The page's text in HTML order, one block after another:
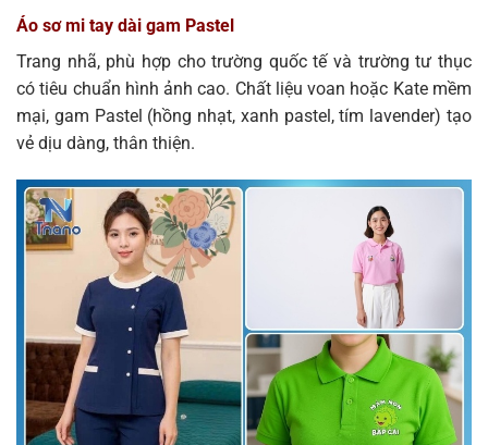
Áo sơ mi tay dài gam Pastel
Trang nhã, phù hợp cho trường quốc tế và trường tư thục
có tiêu chuẩn hình ảnh cao. Chất liệu voan hoặc Kate mềm
mại, gam Pastel (hồng nhạt, xanh pastel, tím lavender) tạo
vẻ dịu dàng, thân thiện.